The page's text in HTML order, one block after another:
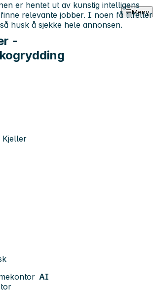
Meny
-
Kjeller
AI
er hentet ut av kunstig intelligens
relevante jobber. I noen få tilfeller
husk å sjekke hele annonsen.